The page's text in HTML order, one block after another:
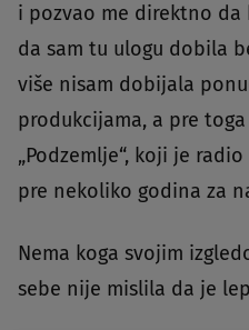
i pozvao me direktno
da sam tu ulogu dobila
više nisam dobijala
produkcijama, a pre
„Podzemlje“, koji je
pre nekoliko godina za
Nema koga svojim
sebe nije mislila da je